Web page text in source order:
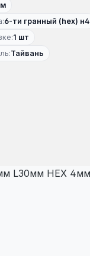
6-ти гранный (hex) н4
1 шт
Тайвань
изображений